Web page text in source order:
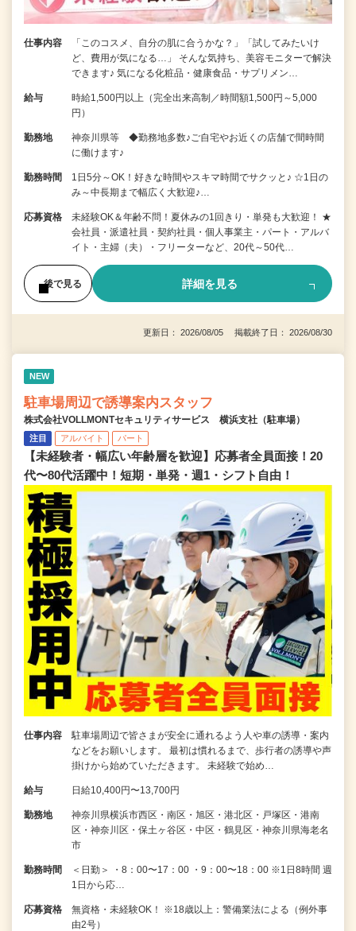
仕事内容
「このコスメ、自分の肌に合うかな？」「試してみたいけ
ど、費用が気になる…」 そんな気持ち、美容モニターで解決
できます♪ 気になる化粧品・健康食品・サプリメン…
給与
時給1,500円以上（完全出来高制／時間額1,500円～5,000
円）
勤務地
神奈川県等 ◆勤務地多数♪ご自宅やお近くの店舗で間時間
に働けます♪
勤務時間
1日5分～OK！好きな時間やスキマ時間でサクッと♪ ☆1日の
み～中長期まで幅広く大歓迎♪…
応募資格
未経験OK＆年齢不問！夏休みの1回きり・単発も大歓迎！ ★
会社員・派遣社員・契約社員・個人事業主・パート・アルバ
イト・主婦（夫）・フリーターなど、20代～50代…
後で見る 詳細を見る
更新日： 2026/08/05 掲載終了日： 2026/08/30
NEW
駐車場周辺で誘導案内スタッフ
株式会社VOLLMONTセキュリティサービス 横浜支社（駐車場）
注目 アルバイト パート
【未経験者・幅広い年齢層を歓迎】応募者全員面接！20
代〜80代活躍中！短期・単発・週1・シフト自由！
仕事内容
駐車場周辺で皆さまが安全に通れるよう人や車の誘導・案内
などをお願いします。 最初は慣れるまで、歩行者の誘導や声
掛けから始めていただきます。 未経験で始め…
給与 日給10,400円〜13,700円
勤務地
神奈川県横浜市西区・南区・旭区・港北区・戸塚区・港南
区・神奈川区・保土ヶ谷区・中区・鶴見区・神奈川県海老名
市
勤務時間
＜日勤＞ ・8：00〜17：00 ・9：00〜18：00 ※1日8時間 週
1日から応…
応募資格
無資格・未経験OK！ ※18歳以上：警備業法による（例外事
由2号）